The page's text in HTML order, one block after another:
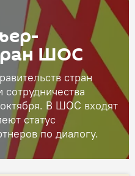
ШОС
стран
В ШОС входят
статус
по диалогу.